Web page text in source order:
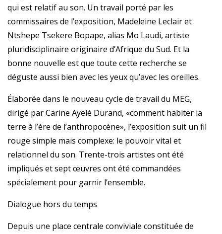
qui est relatif au son. Un travail porté par les
commissaires de l’exposition, Madeleine Leclair et
Ntshepe Tsekere Bopape, alias Mo Laudi, artiste
pluridisciplinaire originaire d’Afrique du Sud. Et la
bonne nouvelle est que toute cette recherche se
déguste aussi bien avec les yeux qu’avec les oreilles.
Élaborée dans le nouveau cycle de travail du MEG,
dirigé par Carine Ayelé Durand, «comment habiter la
terre à l’ère de l’anthropocène», l’exposition suit un fil
rouge simple mais complexe: le pouvoir vital et
relationnel du son. Trente-trois artistes ont été
impliqués et sept œuvres ont été commandées
spécialement pour garnir l’ensemble.
Dialogue hors du temps
Depuis une place centrale conviviale constituée de